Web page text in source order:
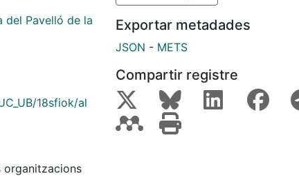
del Pavelló de la
18sfiok/al
organitzacions
Exportar metadades
JSON - METS
Compartir registre